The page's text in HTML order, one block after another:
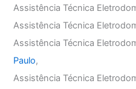
Assistência Técnica
Assistência Técnica
Assistência Técnica
Paulo,
Assistência Técnica